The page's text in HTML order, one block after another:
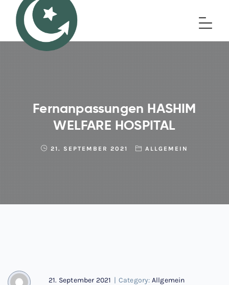
Fernanpassungen HASHIM
WELFARE HOSPITAL
21. SEPTEMBER 2021 ALLGEMEIN
21. September 2021 | Category: Allgemein